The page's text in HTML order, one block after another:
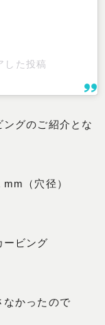
た投稿
グのご紹介とな
（穴径）
ービング
なかったので